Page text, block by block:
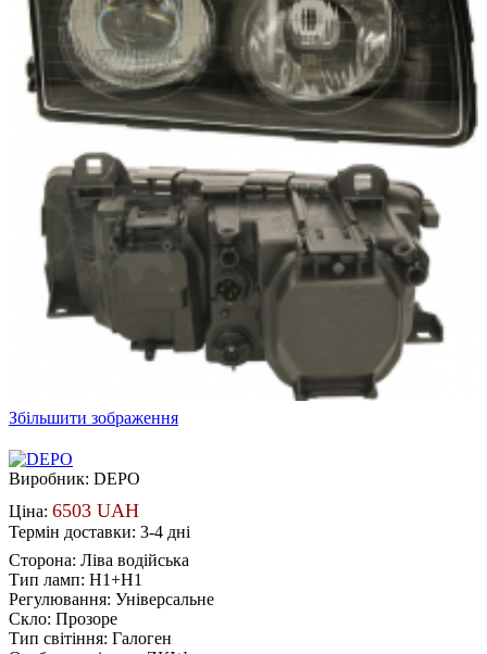
Збільшити зображення
Виробник: DEPO
Ціна: 6503 UAH
Термін доставки: 3-4 дні
Сторона: Ліва водійська
Тип ламп: H1+H1
Регулювання: Універсальне
Скло: Прозоре
Тип світіння: Галоген